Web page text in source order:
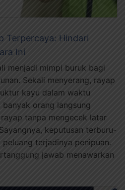
Terpercaya: Hindari
Ini
menjadi mimpi buruk bagi
Sekali menyerang, rayap
kayu dalam waktu
orang langsung
tanpa mengecek latar
keputusan terburu-
terjadinya penipuan.
jawab menawarkan